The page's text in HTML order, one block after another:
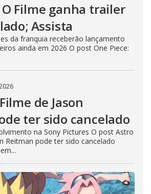
O Filme ganha trailer
Assista
da franquia receberão lançamento
ainda em 2026 O post One Piece:
de Jason
ter sido cancelado
na Sony Pictures O post Astro
Reitman pode ter sido cancelado